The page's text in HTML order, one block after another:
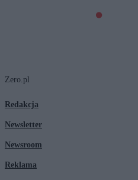
Zero.pl
Redakcja
Newsletter
Newsroom
Reklama